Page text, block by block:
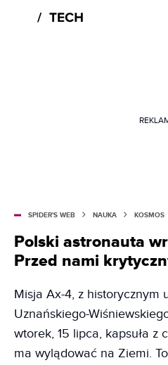
SPIDER'S WEB NAUKA KOSMOS
Polski astronauta
Przed nami
Misja Ax-4, z historycznym
Uznańskiego-
wtorek, 15 lipca, kapsuła z
ma wylądować na Ziemi.